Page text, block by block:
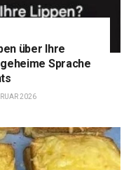
über Ihre
Sprache
2026